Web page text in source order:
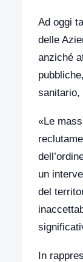
Ad oggi
delle
anziché
sanitario,
«Le
un
del
In